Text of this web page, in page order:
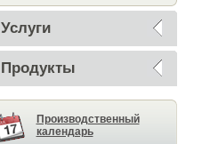
Услуги
Продукты
Производственный
календарь